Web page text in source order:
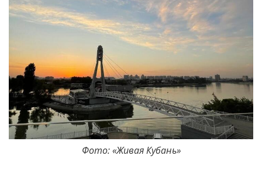
Фото: «Живая Кубань»